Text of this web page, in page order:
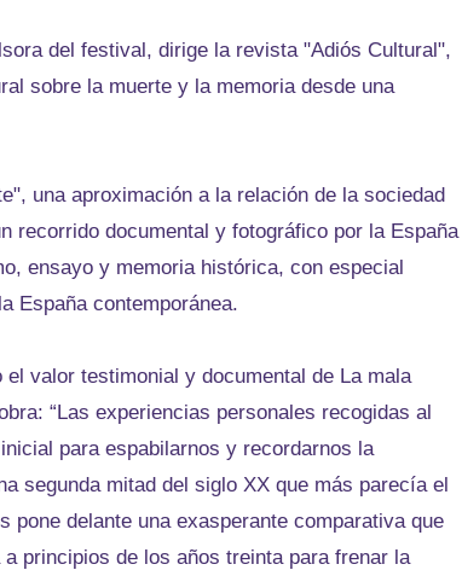
del festival, dirige la revista "Adiós Cultural",
sobre la muerte y la memoria desde una
una aproximación a la relación de la sociedad
recorrido documental y fotográfico por la España
ensayo y memoria histórica, con especial
España contemporánea.
valor testimonial y documental de La mala
“Las experiencias personales recogidas al
para espabilarnos y recordarnos la
segunda mitad del siglo XX que más parecía el
pone delante una exasperante comparativa que
principios de los años treinta para frenar la